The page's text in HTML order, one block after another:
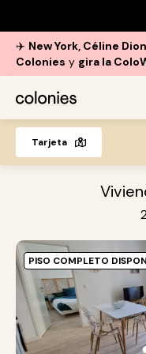
✈️ New York, Céline
Colonies y gira la
Tarjeta
PISO COMPLETO